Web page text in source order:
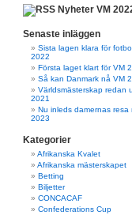
Nyheter VM
Senaste inläggen
Sista lagen klara för
2022
Första laget klart för VM
Så kan Danmark nå VM
Världsmästerskap redan
2021
Nu inleds damernas resa
2023
Kategorier
Afrikanska Kvalet
Afrikanska mästerskapet
Betting
Biljetter
CONCACAF
Confederations Cup